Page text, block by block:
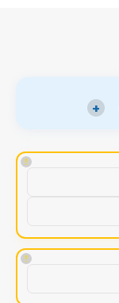
+
!
!